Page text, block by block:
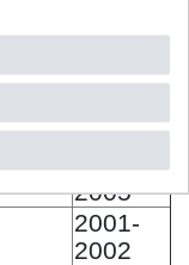
2006-
2009
2001-
2005
2001-
2002